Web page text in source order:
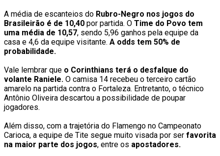
A média de escanteios do Rubro-Negro nos jogos do
Brasileirão é de 10,40 por partida. O Time do Povo tem
uma média de 10,57, sendo 5,96 ganhos pela equipe da
casa e 4,6 da equipe visitante. A odds tem 50% de
probabilidade.
Vale lembrar que o Corinthians terá o desfalque do
volante Raniele. O camisa 14 recebeu o terceiro cartão
amarelo na partida contra o Fortaleza. Entretanto, o técnico
Antônio Oliveira descartou a possibilidade de poupar
jogadores.
Além disso, com a trajetória do Flamengo no Campeonato
Carioca, a equipe de Tite segue muito visada por ser favorita
na maior parte dos jogos, entre os apostadores.